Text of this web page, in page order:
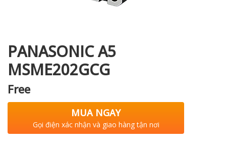
PANASONIC A5
MSME202GCG
Free
MUA NGAY
Gọi điện xác nhận và giao hàng tận nơi